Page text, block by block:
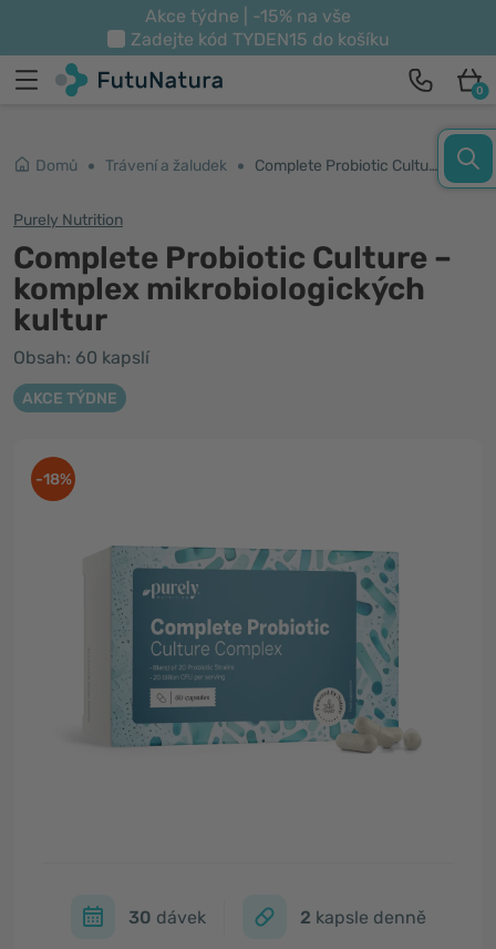
Akce týdne | -15% na vše
Zadejte kód TYDEN15 do košíku
0
Domů Trávení a žaludek Complete Probiotic Culture – komplex mikrobiologických kultur
Purely Nutrition
Complete Probiotic Culture –
komplex mikrobiologických
kultur
Obsah: 60 kapslí
AKCE TÝDNE
-18%
30 dávek 2 kapsle denně